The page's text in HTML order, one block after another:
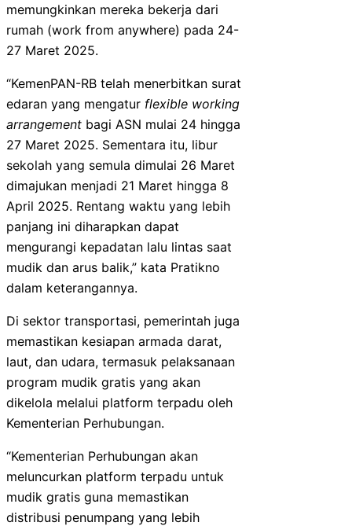
memungkinkan mereka bekerja dari
rumah (work from anywhere) pada 24-
27 Maret 2025.
“KemenPAN-RB telah menerbitkan surat
edaran yang mengatur flexible working
arrangement bagi ASN mulai 24 hingga
27 Maret 2025. Sementara itu, libur
sekolah yang semula dimulai 26 Maret
dimajukan menjadi 21 Maret hingga 8
April 2025. Rentang waktu yang lebih
panjang ini diharapkan dapat
mengurangi kepadatan lalu lintas saat
mudik dan arus balik,” kata Pratikno
dalam keterangannya.
Di sektor transportasi, pemerintah juga
memastikan kesiapan armada darat,
laut, dan udara, termasuk pelaksanaan
program mudik gratis yang akan
dikelola melalui platform terpadu oleh
Kementerian Perhubungan.
“Kementerian Perhubungan akan
meluncurkan platform terpadu untuk
mudik gratis guna memastikan
distribusi penumpang yang lebih